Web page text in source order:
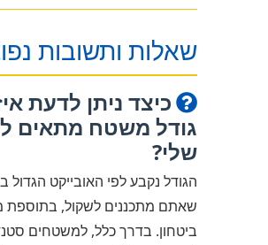
שאלות ותשובות
כיצד ניתן לדעת
גודל משטח מתאים
שלי?
הגודל נקבע לפי האובייקט הגדול
שאתם מתכננים לשקול, בתוספת
ביטחון. בדרך כלל, למשטחים